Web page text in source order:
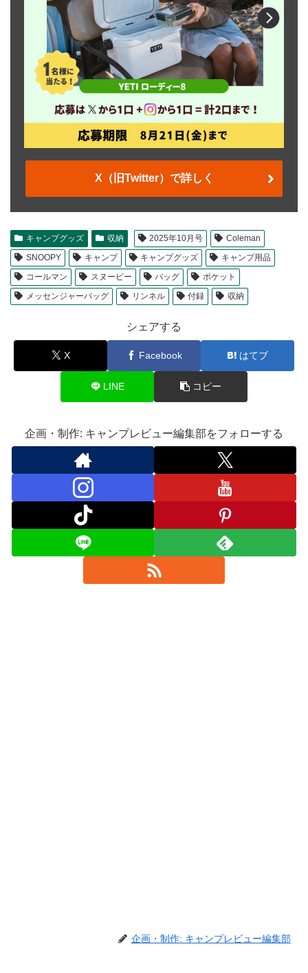
X（旧Twitter）で詳しく
キャンプグッズ 収納 2025年10月号
Coleman
SNOOPY
キャンプ キャンプグッズ
キャンプ用品
コールマン
スヌーピー バッグ
ポケット
メッセンジャーバッグ
リンネル 付録 収納
シェアする
X Facebook はてブ
LINE コピー
企画・制作: キャンプレビュー編集部をフォローする
企画・制作: キャンプレビュー編集部